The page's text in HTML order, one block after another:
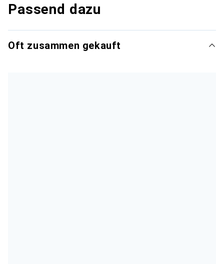
Passend dazu
Oft zusammen gekauft